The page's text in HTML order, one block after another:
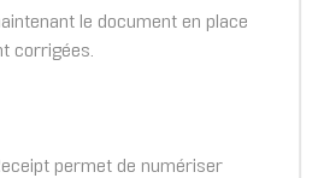
le document en place
corrigées.
permet de numériser